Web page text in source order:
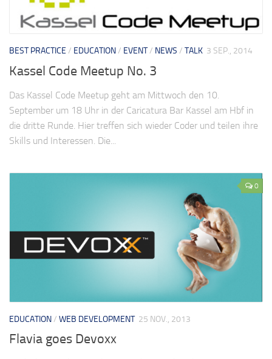
BEST PRACTICE / EDUCATION/ EVENT/ NEWS / TALK 3 SEP., 2014
Kassel Code Meetup No. 3
Das Kassel Code Meetup geht am Mittwoch den 10.
September um 18 Uhr in der Caricatura Bar Kassel am Hbf in
die dritte Runde. Hier treffen sich wieder Coder und teilen ihre
Skills und Interessen. Die...
0
EDUCATION/ WEB DEVELOPMENT 25 NOV., 2013
Flavia goes Devoxx